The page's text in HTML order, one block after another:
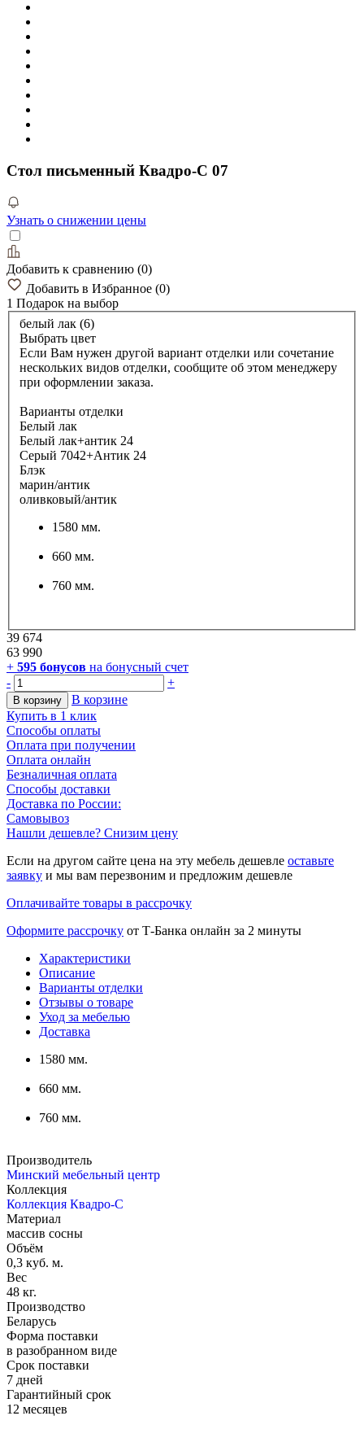
Стол письменный Квадро-С 07
Узнать о снижении цены
Добавить к сравнению (0)
Добавить в Избранное (0)
1 Подарок на выбор
белый лак (6)
Выбрать цвет
Если Вам нужен другой вариант отделки или сочетание
нескольких видов отделки, сообщите об этом менеджеру
при оформлении заказа.
Варианты отделки
Белый лак
Белый лак+антик 24
Серый 7042+Антик 24
Блэк
марин/антик
оливковый/антик
1580 мм.
660 мм.
760 мм.
39 674
63 990
+ 595 бонусов на бонусный счет
-
+
В корзину
В корзине
Купить в 1 клик
Способы оплаты
Оплата при получении
Оплата онлайн
Безналичная оплата
Способы доставки
Доставка по России:
Самовывоз
Нашли дешевле? Снизим цену
Если на другом сайте цена на эту мебель дешевле оставьте
заявку и мы вам перезвоним и предложим дешевле
Оплачивайте товары в рассрочку
Оформите рассрочку от Т-Банка онлайн за 2 минуты
Характеристики
Описание
Варианты отделки
Отзывы о товаре
Уход за мебелью
Доставка
1580 мм.
660 мм.
760 мм.
Производитель
Минский мебельный центр
Коллекция
Коллекция Квадро-С
Материал
массив сосны
Объём
0,3 куб. м.
Вес
48 кг.
Производство
Беларусь
Форма поставки
в разобранном виде
Срок поставки
7 дней
Гарантийный срок
12 месяцев